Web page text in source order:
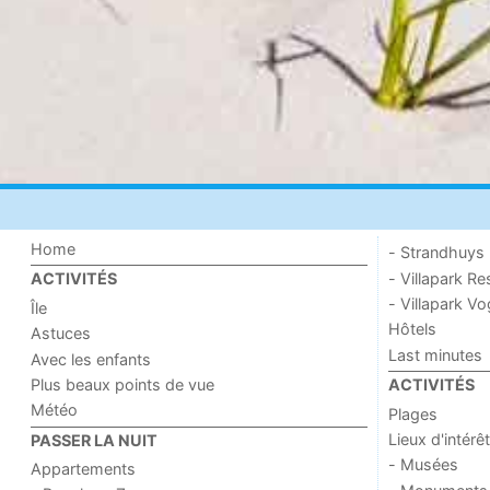
Home
ACTIVITÉS
Île
Astuces
Avec les enfants
Plus beaux points de vue
Météo
PASSER LA NUIT
Appartements
- Strandhuys
- Villapark
- Villapark
Hôtels
Last minutes
ACTIVITÉS
Plages
Lieux d'intérêt
- Musées